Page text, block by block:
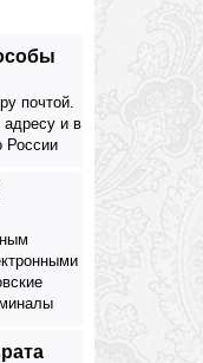
почтой.
адресу и в
России